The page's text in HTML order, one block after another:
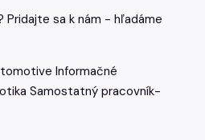
Pridajte sa k nám - hľadáme
Informačné
Samostatný pracovník-